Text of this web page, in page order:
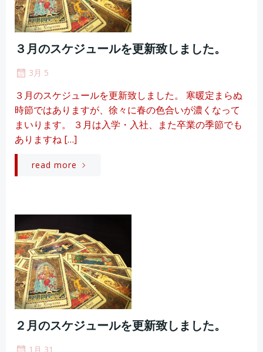
３月のスケジュールを更新致しました。
3月 5
３月のスケジュールを更新致しました。 寒暖定まらぬ
時節ではありますが、徐々に春の色合いが濃くなって
まいります。 ３月は入学・入社、また卒業の季節でも
ありますね […]
read more
２月のスケジュールを更新致しました。
1月 31